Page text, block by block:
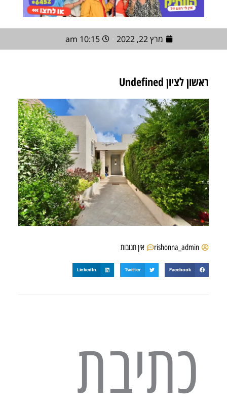
מרץ 22, 2022 10:15 am
ראשון לציון Undefined
rishonna_admin אין תגובות
Facebook
Twitter
LinkedIn
כתיבת